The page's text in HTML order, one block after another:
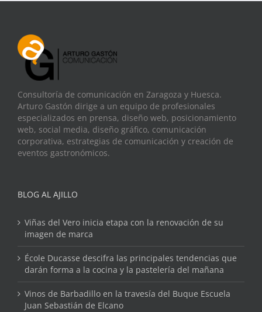
Consultoría de comunicación en Zaragoza y Huesca.
Arturo Gastón dirige a un equipo de profesionales
especializados en prensa, diseño web, posicionamiento
web, social media, diseño gráfico, comunicación
corporativa, estrategias de comunicación y creación de
eventos gastronómicos.
BLOG AL AJILLO
Viñas del Vero inicia etapa con la renovación de su
imagen de marca
École Ducasse descifra las principales tendencias que
darán forma a la cocina y la pastelería del mañana
Vinos de Barbadillo en la travesía del Buque Escuela
Juan Sebastián de Elcano